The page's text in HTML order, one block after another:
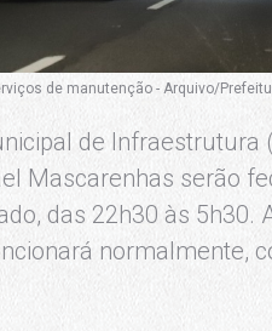
de manutenção - Arquivo/
de
Mascarenhas serão
das 22h30 às 5h30.
normalmente,